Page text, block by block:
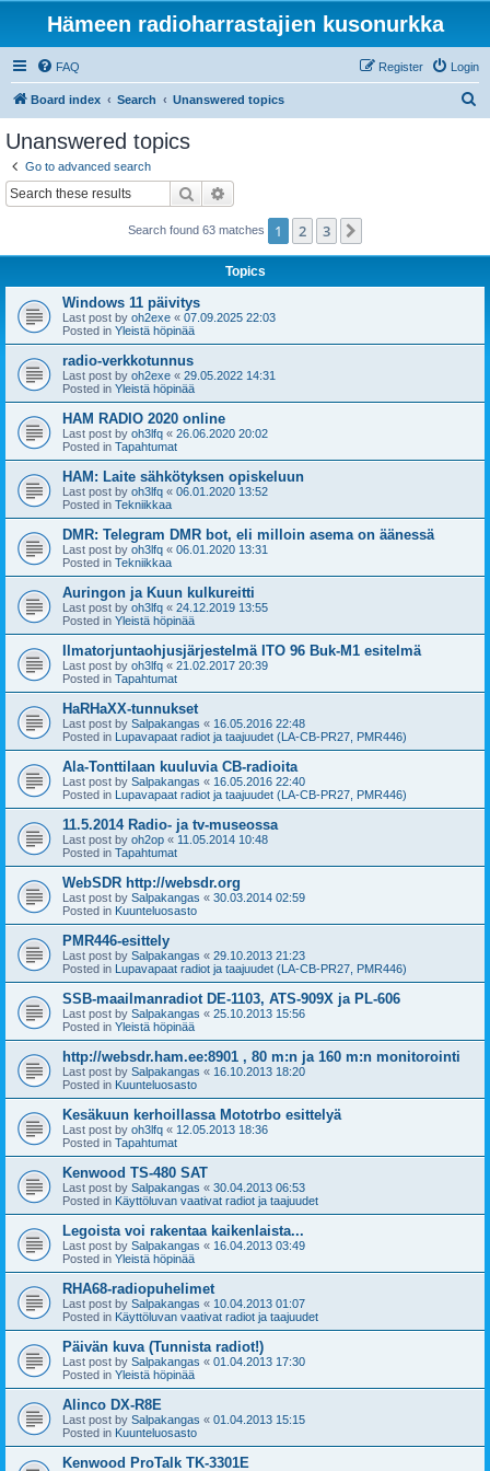
Hämeen radioharrastajien kusonurkka
FAQ Login
Register
Board index Search Unanswered topics
Unanswered topics
Go to advanced search
Search
Search found 63 matches 1 2 3
Topics
Windows 11 päivitys
Last post by oh2exe « 07.09.2025 22:03
Posted in Yleistä höpinää
radio-verkkotunnus
Last post by oh2exe « 29.05.2022 14:31
Posted in Yleistä höpinää
HAM RADIO 2020 online
Last post by oh3lfq « 26.06.2020 20:02
Posted in Tapahtumat
HAM: Laite sähkötyksen opiskeluun
Last post by oh3lfq « 06.01.2020 13:52
Posted in Tekniikkaa
DMR: Telegram DMR bot, eli milloin asema on äänessä
Last post by oh3lfq « 06.01.2020 13:31
Posted in Tekniikkaa
Auringon ja Kuun kulkureitti
Last post by oh3lfq « 24.12.2019 13:55
Posted in Yleistä höpinää
Ilmatorjuntaohjusjärjestelmä ITO 96 Buk-M1 esitelmä
Last post by oh3lfq « 21.02.2017 20:39
Posted in Tapahtumat
HaRHaXX-tunnukset
Last post by Salpakangas « 16.05.2016 22:48
Posted in Lupavapaat radiot ja taajuudet (LA-CB-PR27, PMR446)
Ala-Tonttilaan kuuluvia CB-radioita
Last post by Salpakangas « 16.05.2016 22:40
Posted in Lupavapaat radiot ja taajuudet (LA-CB-PR27, PMR446)
11.5.2014 Radio- ja tv-museossa
Last post by oh2op « 11.05.2014 10:48
Posted in Tapahtumat
WebSDR http://websdr.org
Last post by Salpakangas « 30.03.2014 02:59
Posted in Kuunteluosasto
PMR446-esittely
Last post by Salpakangas « 29.10.2013 21:23
Posted in Lupavapaat radiot ja taajuudet (LA-CB-PR27, PMR446)
SSB-maailmanradiot DE-1103, ATS-909X ja PL-606
Last post by Salpakangas « 25.10.2013 15:56
Posted in Yleistä höpinää
http://websdr.ham.ee:8901 , 80 m:n ja 160 m:n monitorointi
Last post by Salpakangas « 16.10.2013 18:20
Posted in Kuunteluosasto
Kesäkuun kerhoillassa Mototrbo esittelyä
Last post by oh3lfq « 12.05.2013 18:36
Posted in Tapahtumat
Kenwood TS-480 SAT
Last post by Salpakangas « 30.04.2013 06:53
Posted in Käyttöluvan vaativat radiot ja taajuudet
Legoista voi rakentaa kaikenlaista...
Last post by Salpakangas « 16.04.2013 03:49
Posted in Yleistä höpinää
RHA68-radiopuhelimet
Last post by Salpakangas « 10.04.2013 01:07
Posted in Käyttöluvan vaativat radiot ja taajuudet
Päivän kuva (Tunnista radiot!)
Last post by Salpakangas « 01.04.2013 17:30
Posted in Yleistä höpinää
Alinco DX-R8E
Last post by Salpakangas « 01.04.2013 15:15
Posted in Kuunteluosasto
Kenwood ProTalk TK-3301E